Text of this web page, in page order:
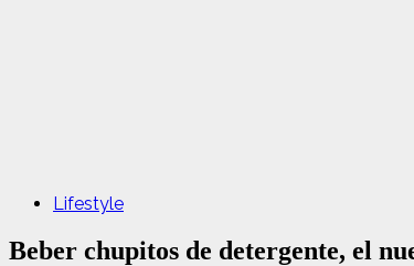
Lifestyle
Beber chupitos de detergente, el